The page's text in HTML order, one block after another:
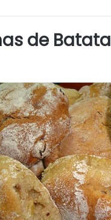
de Batata